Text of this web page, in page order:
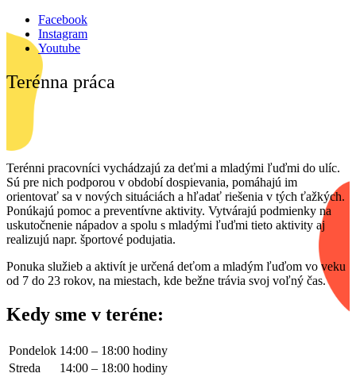
Facebook
Instagram
Youtube
Terénna práca
Terénni pracovníci vychádzajú za deťmi a mladými ľuďmi do ulíc.
Sú pre nich podporou v období dospievania, pomáhajú im
orientovať sa v nových situáciách a hľadať riešenia v tých ťažkých.
Ponúkajú pomoc a preventívne aktivity. Vytvárajú podmienky na
uskutočnenie nápadov a spolu s mladými ľuďmi tieto aktivity aj
realizujú napr. športové podujatia.
Ponuka služieb a aktivít je určená deťom a mladým ľuďom vo veku
od 7 do 23 rokov, na miestach, kde bežne trávia svoj voľný čas.
Kedy sme v teréne:
Pondelok 14:00 – 18:00 hodiny
Streda
14:00 – 18:00 hodiny